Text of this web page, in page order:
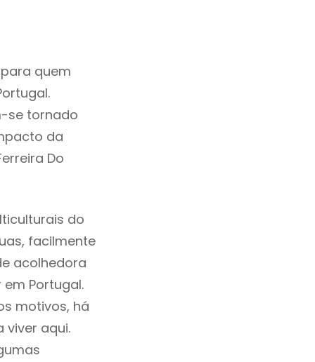
quem
se tornado
da
Do
do
facilmente
acolhedora
Portugal.
motivos, há
aqui.